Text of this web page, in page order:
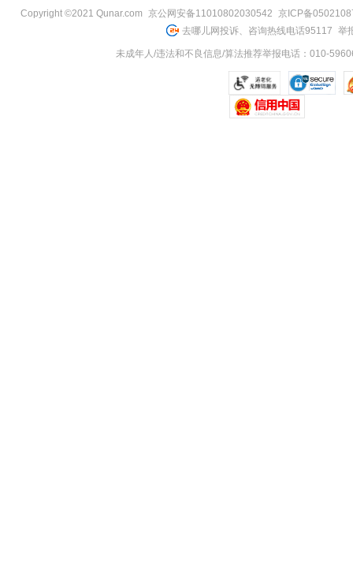
Copyright ©2021 Qunar.com 京公网安备11010802030542 京ICP备
去哪儿网投诉、咨询热线电话95117 举
未成年人/违法和不良信息/算法推荐举报电话：010-